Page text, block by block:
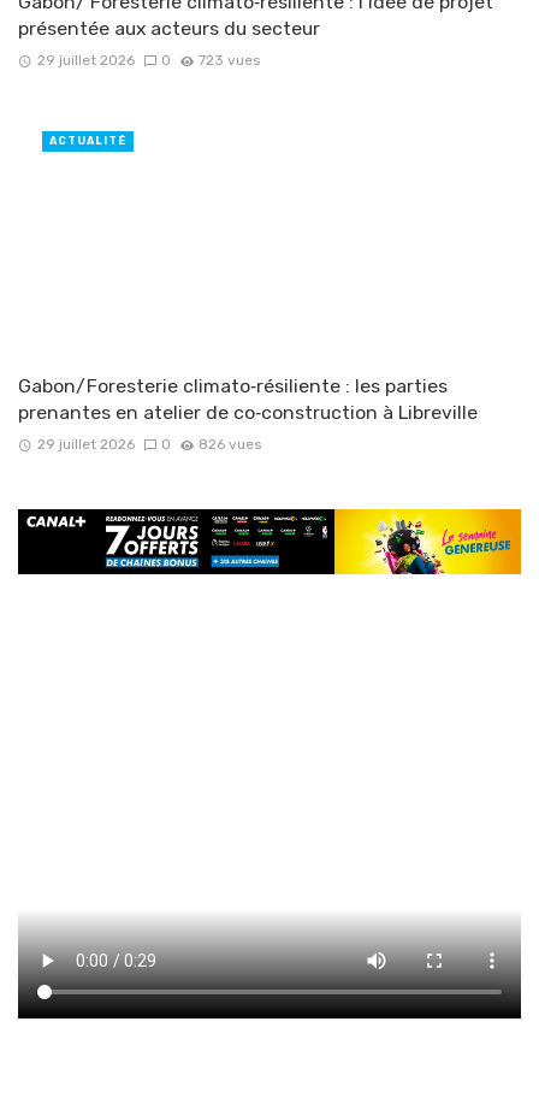
présentée aux acteurs du secteur
29 juillet 2026 0 723 vues
Gabon/Foresterie climato‑résiliente : les parties
prenantes en atelier de co‑construction à Libreville
29 juillet 2026 0 826 vues
ACTUALITÉ